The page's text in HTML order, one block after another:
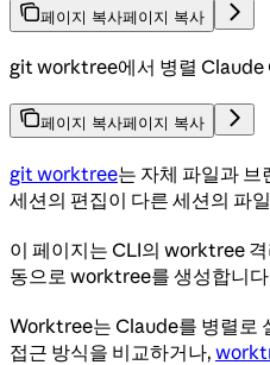
페이지 복사페이지 복사
git worktree에서 병렬 Claude
페이지 복사페이지 복사
git worktree는 자체 파일과
세션의 편집이 다른 세션의 파
이 페이지는 CLI의 worktree
동으로 worktree를 생성합니
Worktree는 Claude를 병렬로
접근 방식을 비교하거나,